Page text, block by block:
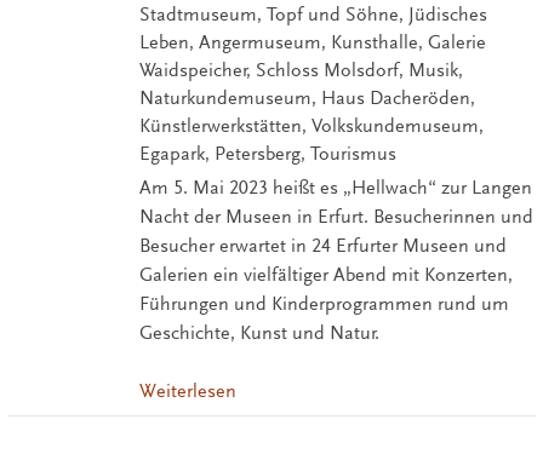
Stadtmuseum, Topf und Söhne, Jüdisches
Leben, Angermuseum, Kunsthalle, Galerie
Waidspeicher, Schloss Molsdorf, Musik,
Naturkundemuseum, Haus Dacheröden,
Künstlerwerkstätten, Volkskundemuseum,
Egapark, Petersberg, Tourismus
Am 5. Mai 2023 heißt es „Hellwach“ zur Langen
Nacht der Museen in Erfurt. Besucherinnen und
Besucher erwartet in 24 Erfurter Museen und
Galerien ein vielfältiger Abend mit Konzerten,
Führungen und Kinderprogrammen rund um
Geschichte, Kunst und Natur.
Weiterlesen